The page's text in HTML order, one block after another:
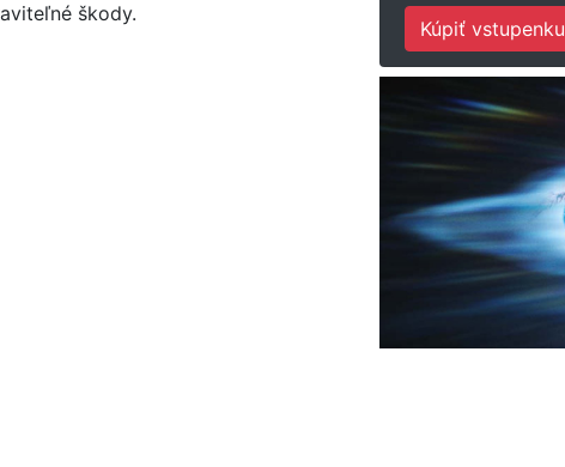
škody.
Kúpiť vstupenku